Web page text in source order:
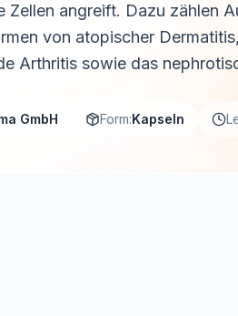
Zellen angreift. Dazu zählen
von atopischer
Arthritis sowie das
GmbH Form:Kapseln